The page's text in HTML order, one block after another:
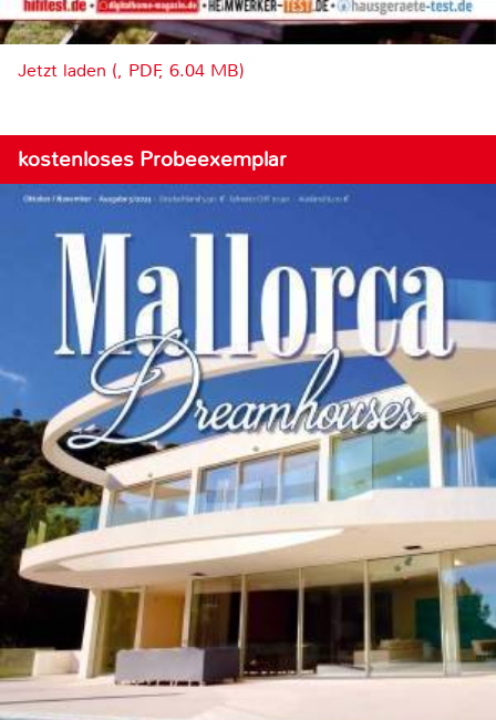
Jetzt laden (, PDF, 6.04 MB)
kostenloses Probeexemplar